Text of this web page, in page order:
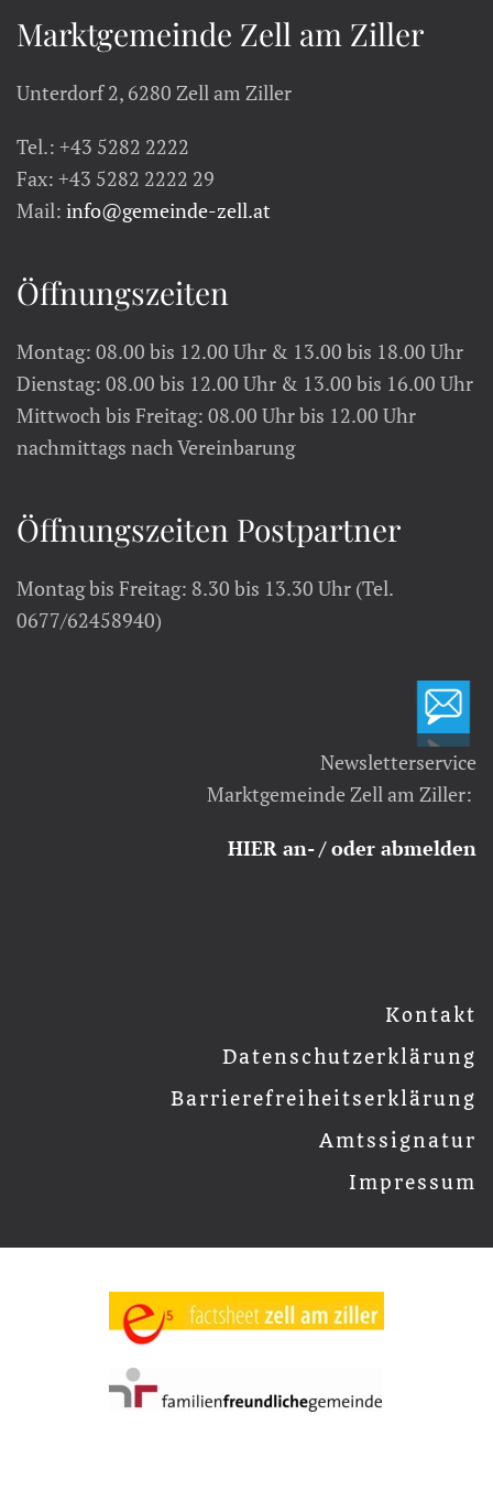
Marktgemeinde Zell am Ziller
Unterdorf 2, 6280 Zell am Ziller
Tel.: +43 5282 2222
Fax: +43 5282 2222 29
Mail: info@gemeinde-zell.at
Öffnungszeiten
Montag: 08.00 bis 12.00 Uhr & 13.00 bis 18.00 Uhr
Dienstag: 08.00 bis 12.00 Uhr & 13.00 bis 16.00 Uhr
Mittwoch bis Freitag: 08.00 Uhr bis 12.00 Uhr
nachmittags nach Vereinbarung
Öffnungszeiten Postpartner
Montag bis Freitag: 8.30 bis 13.30 Uhr (Tel.
0677/62458940)
Newsletterservice
Marktgemeinde Zell am Ziller:
HIER an- / oder abmelden
Kontakt
Datenschutzerklärung
Barrierefreiheitserklärung
Amtssignatur
Impressum